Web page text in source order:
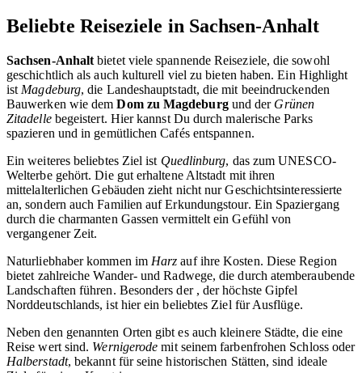
Beliebte Reiseziele in Sachsen-Anhalt
Sachsen-Anhalt bietet viele spannende Reiseziele, die sowohl
geschichtlich als auch kulturell viel zu bieten haben. Ein Highlight
ist Magdeburg, die Landeshauptstadt, die mit beeindruckenden
Bauwerken wie demDom zu Magdeburgund der Grünen
Zitadellebegeistert. Hier kannst Du durch malerische Parks
spazieren und in gemütlichen Cafés entspannen.
Ein weiteres beliebtes Ziel ist Quedlinburg, das zum UNESCO-
Welterbe gehört. Die gut erhaltene Altstadt mit ihren
mittelalterlichen Gebäuden zieht nicht nur Geschichtsinteressierte
an, sondern auch Familien auf Erkundungstour. Ein Spaziergang
durch die charmanten Gassen vermittelt ein Gefühl von
vergangener Zeit.
Naturliebhaber kommen im Harz auf ihre Kosten. Diese Region
bietet zahlreiche Wander- und Radwege, die durch atemberaubende
Landschaften führen. Besonders der , der höchste Gipfel
Norddeutschlands, ist hier ein beliebtes Ziel für Ausflüge.
Neben den genannten Orten gibt es auch kleinere Städte, die eine
Reise wert sind. Wernigerode mit seinem farbenfrohen Schloss oder
Halberstadt, bekannt für seine historischen Stätten, sind ideale